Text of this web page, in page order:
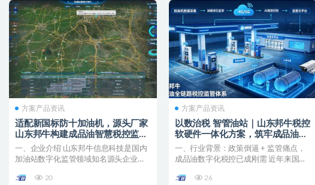
方案产品资讯
适配新国标防十加油机，源头厂家
山东邦牛构建成品油智慧税控监管
新范式
一、企业介绍 山东邦牛信息科技是国内
加油站数字化监管领域知名源头企业，
20
方案产品资讯
以数治税 智管油站｜山东邦牛税控
软硬件一体化方案，筑牢成品油全
链条监管防线
一、行业背景：政策倒逼 + 监管痛点，
成品油数字化税控已成刚需 近年来国家
26